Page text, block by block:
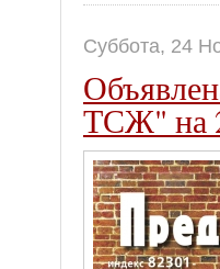
Суббота, 24
ТСЖ" на